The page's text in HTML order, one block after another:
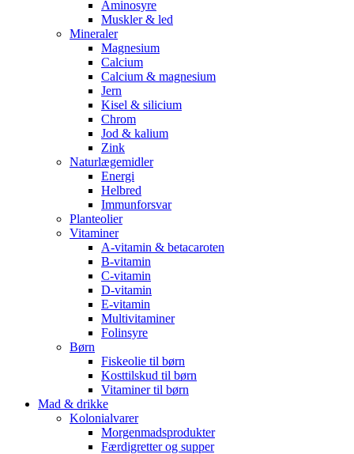
Aminosyre
Muskler & led
Mineraler
Magnesium
Calcium
Calcium & magnesium
Jern
Kisel & silicium
Chrom
Jod & kalium
Zink
Naturlægemidler
Energi
Helbred
Immunforsvar
Planteolier
Vitaminer
A-vitamin & betacaroten
B-vitamin
C-vitamin
D-vitamin
E-vitamin
Multivitaminer
Folinsyre
Børn
Fiskeolie til børn
Kosttilskud til børn
Vitaminer til børn
Mad & drikke
Kolonialvarer
Morgenmadsprodukter
Færdigretter og supper